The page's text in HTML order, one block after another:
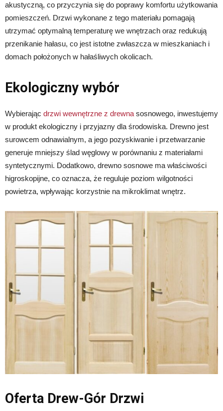
akustyczną, co przyczynia się do poprawy komfortu użytkowania
pomieszczeń. Drzwi wykonane z tego materiału pomagają
utrzymać optymalną temperaturę we wnętrzach oraz redukują
przenikanie hałasu, co jest istotne zwłaszcza w mieszkaniach i
domach położonych w hałaśliwych okolicach.
Ekologiczny wybór
Wybierając drzwi wewnętrzne z drewnasosnowego, inwestujemy
w produkt ekologiczny i przyjazny dla środowiska. Drewno jest
surowcem odnawialnym, a jego pozyskiwanie i przetwarzanie
generuje mniejszy ślad węglowy w porównaniu z materiałami
syntetycznymi. Dodatkowo, drewno sosnowe ma właściwości
higroskopijne, co oznacza, że reguluje poziom wilgotności
powietrza, wpływając korzystnie na mikroklimat wnętrz.
Oferta Drew-Gór Drzwi